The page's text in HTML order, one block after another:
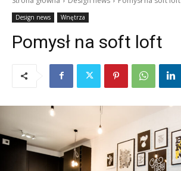
Design news Wnętrza
Pomysł na soft loft